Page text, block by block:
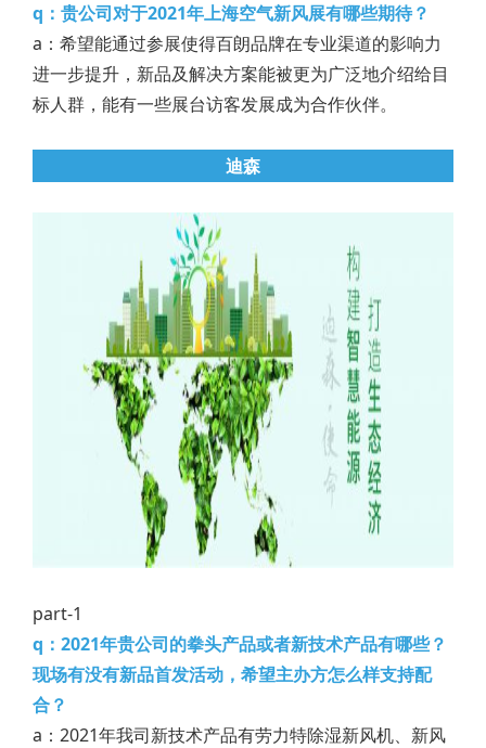
q：贵公司对于2021年上海空气新风展有哪些期待？
a：希望能通过参展使得百朗品牌在专业渠道的影响力
进一步提升，新品及解决方案能被更为广泛地介绍给目
标人群，能有一些展台访客发展成为合作伙伴。
迪森
part-1
q：2021年贵公司的拳头产品或者新技术产品有哪些？
现场有没有新品首发活动，希望主办方怎么样支持配
合？
a：2021年我司新技术产品有劳力特除湿新风机、新风